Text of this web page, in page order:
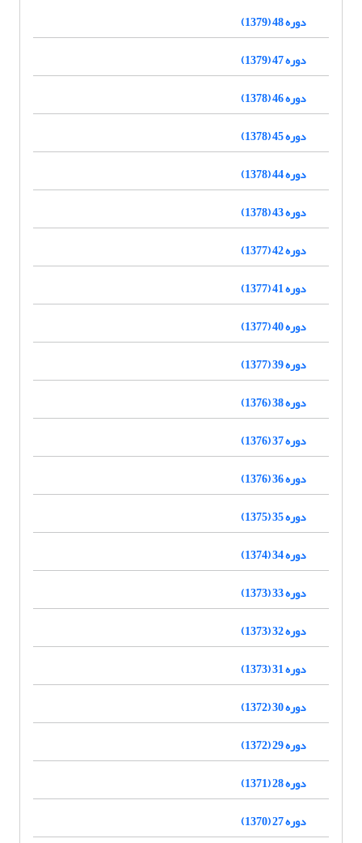
دوره 48 (1379)
دوره 47 (1379)
دوره 46 (1378)
دوره 45 (1378)
دوره 44 (1378)
دوره 43 (1378)
دوره 42 (1377)
دوره 41 (1377)
دوره 40 (1377)
دوره 39 (1377)
دوره 38 (1376)
دوره 37 (1376)
دوره 36 (1376)
دوره 35 (1375)
دوره 34 (1374)
دوره 33 (1373)
دوره 32 (1373)
دوره 31 (1373)
دوره 30 (1372)
دوره 29 (1372)
دوره 28 (1371)
دوره 27 (1370)